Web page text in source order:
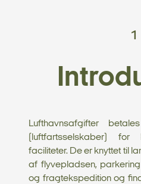
1
Lufthavnsafgifter
(luftfartsselskaber)
faciliteter. De er knyttet til
af flyvepladsen,
og fragtekspedition og